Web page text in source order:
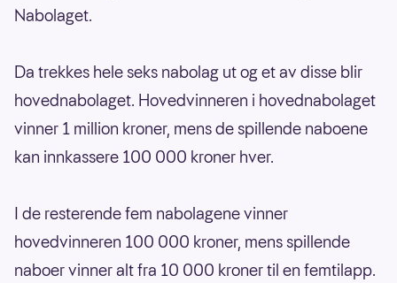
Nabolaget.
Da trekkes hele seks nabolag ut og et av disse blir
hovednabolaget. Hovedvinneren i hovednabolaget
vinner 1 million kroner, mens de spillende naboene
kan innkassere 100 000 kroner hver.
I de resterende fem nabolagene vinner
hovedvinneren 100 000 kroner, mens spillende
naboer vinner alt fra 10 000 kroner til en femtilapp.